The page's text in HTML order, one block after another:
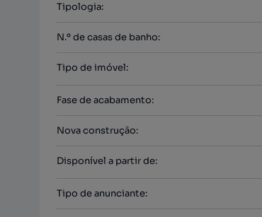
Tipologia:
N.º de casas de banho:
Tipo de imóvel:
Fase de acabamento:
Nova construção:
Disponível a partir de:
Tipo de anunciante: